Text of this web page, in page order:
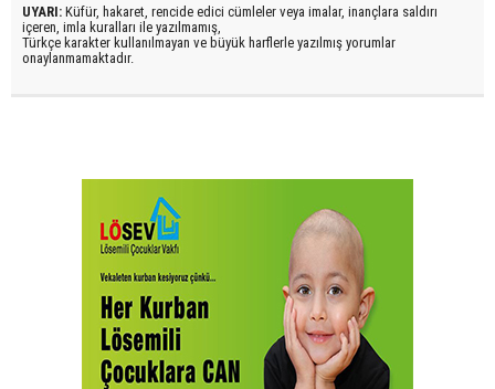
UYARI: Küfür, hakaret, rencide edici cümleler veya imalar, inançlara saldırı
içeren, imla kuralları ile yazılmamış,
Türkçe karakter kullanılmayan ve büyük harflerle yazılmış yorumlar
onaylanmamaktadır.